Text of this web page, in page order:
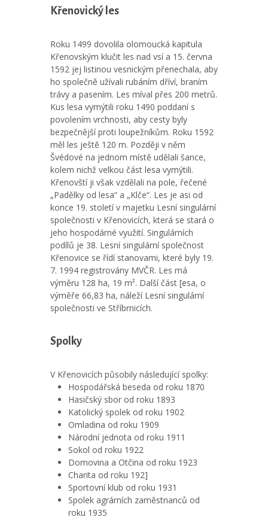
Křenovický les
Roku 1499 dovolila olomoucká kapitula
Křenovským klučit les nad vsí a 15. června
1592 jej listinou vesnickým přenechala, aby
ho společně užívali rubáním dříví, braním
trávy a pasením. Les míval přes 200 metrů.
Kus lesa vymýtili roku 1490 poddaní s
povolením vrchnosti, aby cesty byly
bezpečnější proti loupežníkům. Roku 1592
měl les ještě 120 m. Později v něm
Švédové na jednom místě udělali šance,
kolem nichž velkou část lesa vymýtili.
Křenovští ji však vzdělali na pole, řečené
„Padělky od lesa“ a „Klče“. Les je asi od
konce 19. století v majetku Lesní singulární
společnosti v Křenovicích, která se stará o
jeho hospodárné využití. Singulárních
podílů je 38. Lesní singulární společnost
Křenovice se řídí stanovami, které byly 19.
7. 1994 registrovány MVČR. Les má
výměru 128 ha, 19 m². Další část [esa, o
výměře 66,83 ha, náleží Lesní singulární
společnosti ve Stříbrnicích.
Spolky
V Křenovicích působily následující spolky:
Hospodářská beseda od roku 1870
Hasičský sbor od roku 1893
Katolický spolek od roku 1902
Omladina od roku 1909
Národní jednota od roku 1911
Sokol od roku 1922
Domovina a Otčina od roku 1923
Charita od roku 192]
Sportovní klub od roku 1931
Spolek agrárních zaměstnanců od
roku 1935